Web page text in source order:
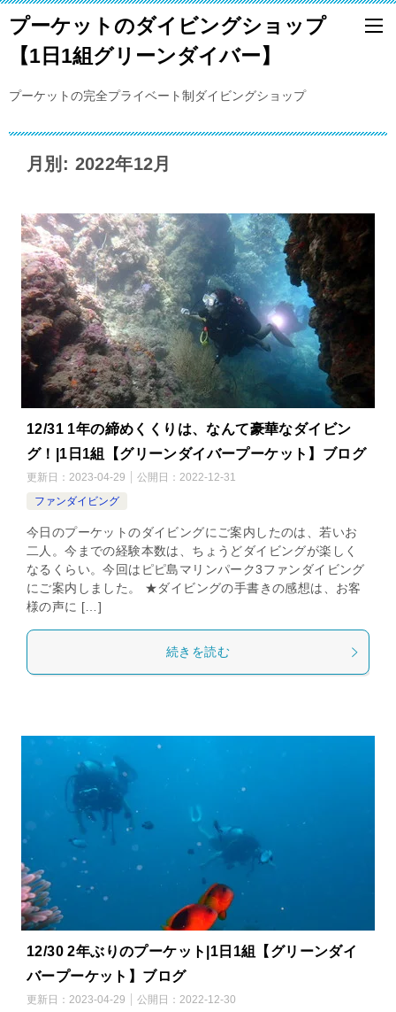
プーケットのダイビングショップ
【1日1組グリーンダイバー】
プーケットの完全プライベート制ダイビングショップ
月別: 2022年12月
12/31 1年の締めくくりは、なんて豪華なダイビン
グ！|1日1組【グリーンダイバープーケット】ブログ
更新日： 2023-04-29 公開日： 2022-12-31
ファンダイビング
今日のプーケットのダイビングにご案内したのは、若いお
二人。今までの経験本数は、ちょうどダイビングが楽しく
なるくらい。今回はピピ島マリンパーク3ファンダイビング
にご案内しました。 ★ダイビングの手書きの感想は、お客
様の声に […]
続きを読む
12/30 2年ぶりのプーケット|1日1組【グリーンダイ
バープーケット】ブログ
更新日： 2023-04-29 公開日： 2022-12-30